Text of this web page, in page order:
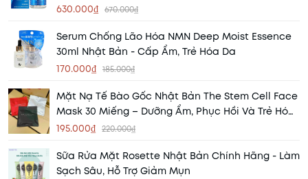
630.000₫ 670.000₫
Serum Chống Lão Hóa NMN Deep Moist Essence
30ml Nhật Bản - Cấp Ẩm, Trẻ Hóa Da
170.000₫ 185.000₫
Mặt Nạ Tế Bào Gốc Nhật Bản The Stem Cell Face
Mask 30 Miếng – Dưỡng Ẩm, Phục Hồi Và Trẻ Hóa
Làn Da
195.000₫ 220.000₫
Sữa Rửa Mặt Rosette Nhật Bản Chính Hãng - Làm
Sạch Sâu, Hỗ Trợ Giảm Mụn